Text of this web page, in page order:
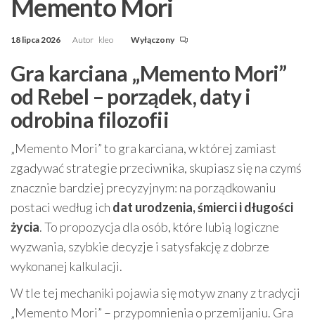
Memento Mori
18 lipca 2026 Autor kleo Wyłączony
Gra karciana „Memento Mori”
od Rebel – porządek, daty i
odrobina filozofii
„Memento Mori” to gra karciana, w której zamiast
zgadywać strategie przeciwnika, skupiasz się na czymś
znacznie bardziej precyzyjnym: na porządkowaniu
postaci według ich dat urodzenia, śmierci i długości
życia. To propozycja dla osób, które lubią logiczne
wyzwania, szybkie decyzje i satysfakcję z dobrze
wykonanej kalkulacji.
W tle tej mechaniki pojawia się motyw znany z tradycji
„Memento Mori” – przypomnienia o przemijaniu. Gra